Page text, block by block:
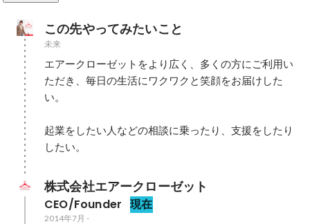
この先やってみたいこと
未来
エアークローゼットをより広く、多くの方にご利用い
ただき、毎日の生活にワクワクと笑顔をお届けした
い。
起業をしたい人などの相談に乗ったり、支援をしたり
したい。
株式会社エアークローゼット
CEO/Founder 現在
2014年7月 -